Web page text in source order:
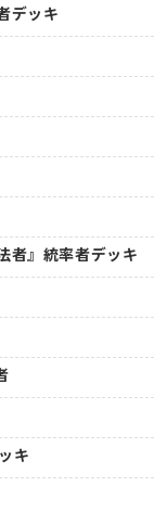
デッキ
者』統率者デッキ
キ